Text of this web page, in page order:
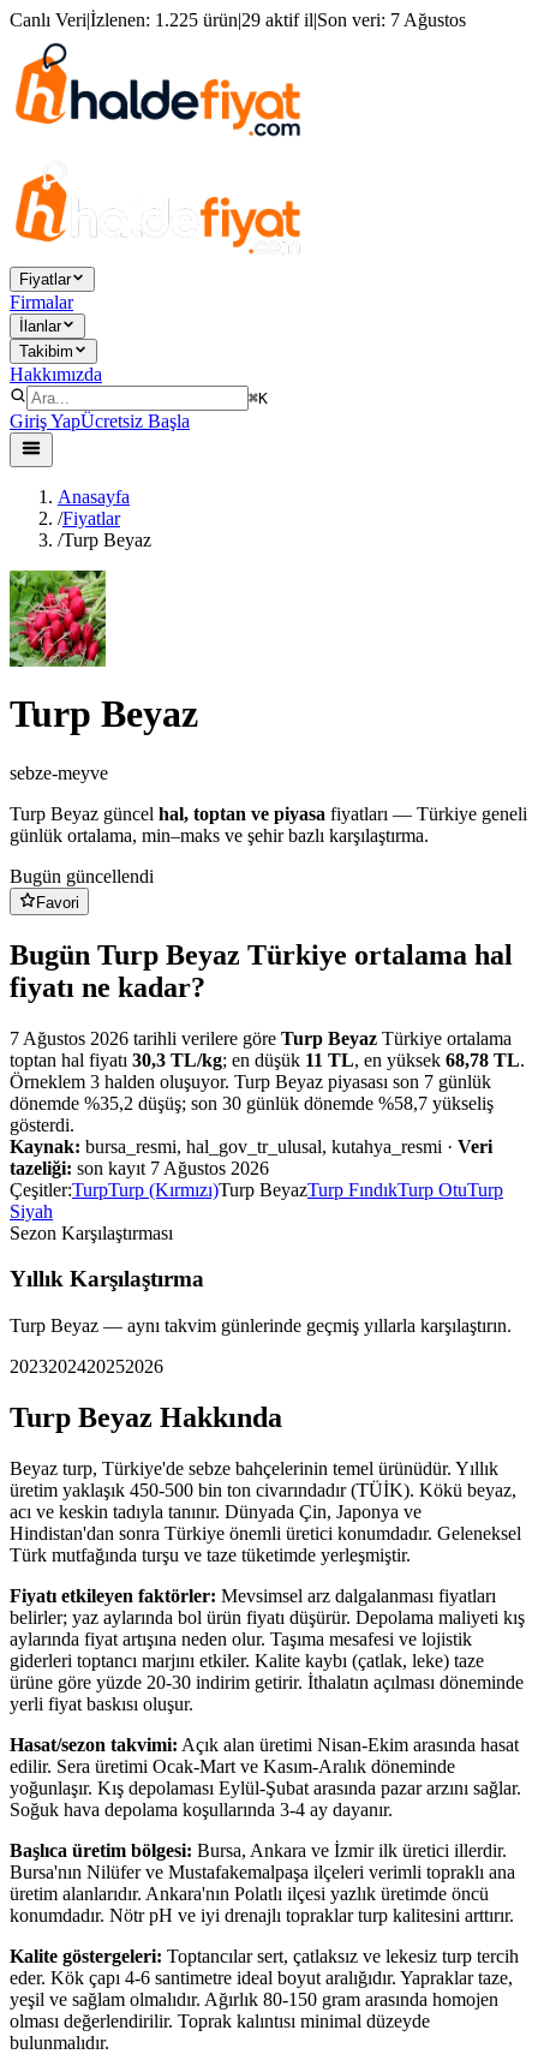
Canlı Veri|İzlenen: 1.225 ürün|29 aktif il|Son veri: 7 Ağustos
Fiyatlar
Firmalar
İlanlar
Takibim
Hakkımızda
⌘K
Giriş YapÜcretsiz Başla
Anasayfa
/Fiyatlar
/Turp Beyaz
Turp Beyaz
sebze-meyve
Turp Beyaz güncel hal, toptan ve piyasa fiyatları — Türkiye geneli
günlük ortalama, min–maks ve şehir bazlı karşılaştırma.
Bugün güncellendi
Favori
Bugün Turp Beyaz Türkiye ortalama hal
fiyatı ne kadar?
7 Ağustos 2026 tarihli verilere göre Turp Beyaz Türkiye ortalama
toptan hal fiyatı 30,3 TL/kg; en düşük 11 TL, en yüksek 68,78 TL.
Örneklem 3 halden oluşuyor. Turp Beyaz piyasası son 7 günlük
dönemde %35,2 düşüş; son 30 günlük dönemde %58,7 yükseliş
gösterdi.
Kaynak: bursa_resmi, hal_gov_tr_ulusal, kutahya_resmi · Veri
tazeliği: son kayıt 7 Ağustos 2026
Çeşitler:TurpTurp (Kırmızı)Turp BeyazTurp FındıkTurp OtuTurp
Siyah
Sezon Karşılaştırması
Yıllık Karşılaştırma
Turp Beyaz — aynı takvim günlerinde geçmiş yıllarla karşılaştırın.
2023202420252026
Turp Beyaz Hakkında
Beyaz turp, Türkiye'de sebze bahçelerinin temel ürünüdür. Yıllık
üretim yaklaşık 450-500 bin ton civarındadır (TÜİK). Kökü beyaz,
acı ve keskin tadıyla tanınır. Dünyada Çin, Japonya ve
Hindistan'dan sonra Türkiye önemli üretici konumdadır. Geleneksel
Türk mutfağında turşu ve taze tüketimde yerleşmiştir.
Fiyatı etkileyen faktörler: Mevsimsel arz dalgalanması fiyatları
belirler; yaz aylarında bol ürün fiyatı düşürür. Depolama maliyeti kış
aylarında fiyat artışına neden olur. Taşıma mesafesi ve lojistik
giderleri toptancı marjını etkiler. Kalite kaybı (çatlak, leke) taze
ürüne göre yüzde 20-30 indirim getirir. İthalatın açılması döneminde
yerli fiyat baskısı oluşur.
Hasat/sezon takvimi: Açık alan üretimi Nisan-Ekim arasında hasat
edilir. Sera üretimi Ocak-Mart ve Kasım-Aralık döneminde
yoğunlaşır. Kış depolaması Eylül-Şubat arasında pazar arzını sağlar.
Soğuk hava depolama koşullarında 3-4 ay dayanır.
Başlıca üretim bölgesi: Bursa, Ankara ve İzmir ilk üretici illerdir.
Bursa'nın Nilüfer ve Mustafakemalpaşa ilçeleri verimli topraklı ana
üretim alanlarıdır. Ankara'nın Polatlı ilçesi yazlık üretimde öncü
konumdadır. Nötr pH ve iyi drenajlı topraklar turp kalitesini arttırır.
Kalite göstergeleri: Toptancılar sert, çatlaksız ve lekesiz turp tercih
eder. Kök çapı 4-6 santimetre ideal boyut aralığıdır. Yapraklar taze,
yeşil ve sağlam olmalıdır. Ağırlık 80-150 gram arasında homojen
olması değerlendirilir. Toprak kalıntısı minimal düzeyde
bulunmalıdır.